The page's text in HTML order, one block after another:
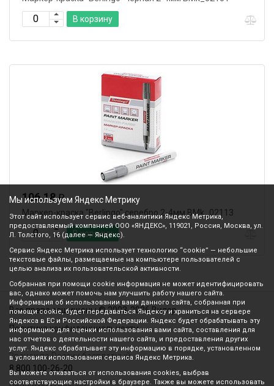
В корзину
106.18₽
Маркер-краска "Berlingo" серебро 2-4мм BMk_02113
В корзину
Все права защищены © 2003-2026 Вилор
Политика конфиденциальности
Звонок по России бесплатный
8 800 100-26-20
Мы используем Яндекс Метрику
Этот сайт использует сервис веб-аналитики Яндекс Метрика,
предоставляемый компанией ООО «ЯНДЕКС», 119021, Россия, Москва, ул.
Л. Толстого, 16 (далее — Яндекс).
Сервис Яндекс Метрика использует технологию “cookie” — небольшие
текстовые файлы, размещаемые на компьютере пользователей с
целью анализа их пользовательской активности.
Собранная при помощи cookie информация не может идентифицировать
вас, однако может помочь нам улучшить работу нашего сайта.
Информация об использовании вами данного сайта, собранная при
помощи cookie, будет передаваться Яндексу и храниться на сервере
Яндекса в ЕС и Российской Федерации. Яндекс будет обрабатывать эту
информацию для оценки использования вами сайта, составления для
нас отчетов о деятельности нашего сайта, и предоставления других
услуг. Яндекс обрабатывает эту информацию в порядке, установленном
в условиях использования сервиса Яндекс Метрика.
Вы можете отказаться от использования cookies, выбрав
соответствующие настройки в браузере. Также вы можете использовать